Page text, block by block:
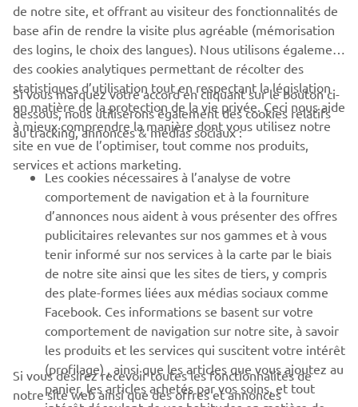
DISCOVER MORE
CORPORATE
BUSINESS
PLUS YAMAHA
SUPPORT
NEWSLETTER
Découvrez en exclusivité les dernières offres, les événements
spéciaux, les nouveautés et bien plus encore
de notre site, et offrant au visiteur des fonctionnalités de
base afin de rendre la visite plus agréable (mémorisation
des logins, le choix des langues). Nous utilisons également
des cookies analytiques permettant de récolter des
statistiques d’utilisation tout en respectant la législation
en matière de la protection de la vie privée. Ceci nous aide
à mieux comprendre la manière dont vous utilisez notre
site en vue de l’optimiser, tout comme nos produits,
services et actions marketing.
Si vous marquez votre accord en cliquant sur le bouton ci-
dessous, nous utiliserons également des cookies relatifs
au tracking, annonces & médias sociaux :
Les cookies nécessaires à l’analyse de votre
comportement de navigation et à la fourniture
d’annonces nous aident à vous présenter des offres
publicitaires relevantes sur nos gammes et à vous
tenir informé sur nos services à la carte par le biais
de notre site ainsi que les sites de tiers, y compris
des plate-formes liées aux médias sociaux comme
Facebook. Ces informations se basent sur votre
comportement de navigation sur notre site, à savoir
les produits et les services qui suscitent votre intérêt
(profilage) , ainsi que les articles que vous ajoutez au
panier, les articles achetés par vos soins, et tout
Si vous désirez recevoir toutes les fonctionnalités de
notre site web ainsi que des offres et annonces